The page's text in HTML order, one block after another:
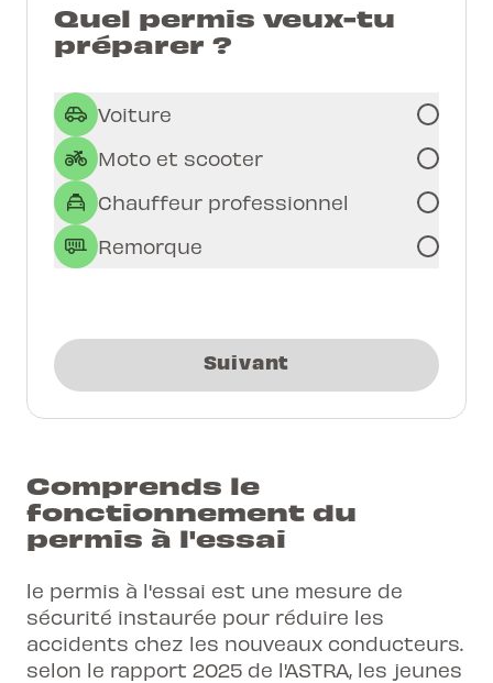
Quel permis veux-tu
préparer ?
Voiture
Moto et scooter
Chauffeur professionnel
Remorque
Suivant
Comprends le
fonctionnement du
permis à l'essai
le permis à l'essai est une mesure de
sécurité instaurée pour réduire les
accidents chez les nouveaux conducteurs.
selon le rapport 2025 de l'ASTRA, les jeunes